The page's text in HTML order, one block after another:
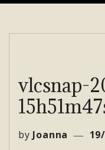
vlcsnap-
by Joanna